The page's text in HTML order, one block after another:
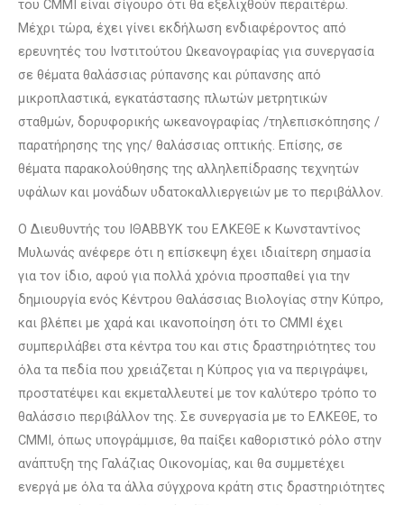
του CMMI είναι σίγουρο ότι θα εξελιχθούν περαιτέρω.
Μέχρι τώρα, έχει γίνει εκδήλωση ενδιαφέροντος από
ερευνητές του Ινστιτούτου Ωκεανογραφίας για συνεργασία
σε θέματα θαλάσσιας ρύπανσης και ρύπανσης από
μικροπλαστικά, εγκατάστασης πλωτών μετρητικών
σταθμών, δορυφορικής ωκεανογραφίας /τηλεπισκόπησης /
παρατήρησης της γης/ θαλάσσιας οπτικής. Επίσης, σε
θέματα παρακολούθησης της αλληλεπίδρασης τεχνητών
υφάλων και μονάδων υδατοκαλλιεργειών με το περιβάλλον.
Ο Διευθυντής του ΙΘΑΒΒΥΚ του ΕΛΚΕΘΕ κ Κωνσταντίνος
Μυλωνάς ανέφερε ότι η επίσκεψη έχει ιδιαίτερη σημασία
για τον ίδιο, αφού για πολλά χρόνια προσπαθεί για την
δημιουργία ενός Κέντρου Θαλάσσιας Βιολογίας στην Κύπρο,
και βλέπει με χαρά και ικανοποίηση ότι το CMMI έχει
συμπεριλάβει στα κέντρα του και στις δραστηριότητες του
όλα τα πεδία που χρειάζεται η Κύπρος για να περιγράψει,
προστατέψει και εκμεταλλευτεί με τον καλύτερο τρόπο το
θαλάσσιο περιβάλλον της. Σε συνεργασία με το ΕΛΚΕΘΕ, το
CMMI, όπως υπογράμμισε, θα παίξει καθοριστικό ρόλο στην
ανάπτυξη της Γαλάζιας Οικονομίας, και θα συμμετέχει
ενεργά με όλα τα άλλα σύγχρονα κράτη στις δραστηριότητες